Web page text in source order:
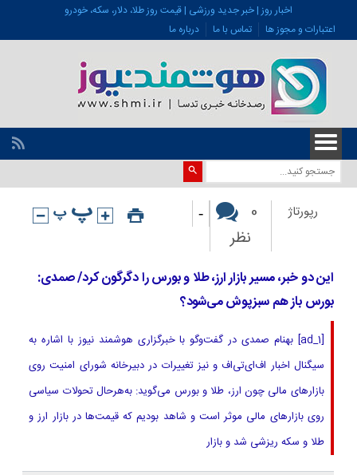
اخبار روز | خبر جدید ورزشی | قیمت روز طلا، دلار، سکه، خودرو
اعتبارات و مجوز ها
تماس با ما درباره ما
رپورتاژ
0
نظر
-
این دو خبر، مسیر بازار ارز، طلا و بورس را دگرگون کرد/ صمدی:
بورس باز هم سبزپوش می‌شود؟
[ad_1] بهنام صمدی در گفت‌وگو با خبرگزاری هوشمند نیوز با اشاره به
سیگنال اخبار اف‌ای‌تی‌اف و نیز تغییرات در دبیرخانه شورای امنیت روی
بازارهای مالی چون ارز، طلا و بورس می‌گوید: به‌هرحال تحولات سیاسی
روی بازارهای مالی موثر است و شاهد بودیم که قیمت‌ها در بازار ارز و
طلا و سکه ریزشی شد و بازار